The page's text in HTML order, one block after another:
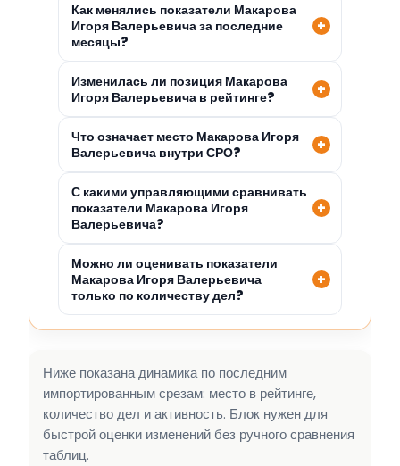
Как менялись показатели Макарова
Игоря Валерьевича за последние
месяцы?
Изменилась ли позиция Макарова
Игоря Валерьевича в рейтинге?
Что означает место Макарова Игоря
Валерьевича внутри СРО?
С какими управляющими сравнивать
показатели Макарова Игоря
Валерьевича?
Можно ли оценивать показатели
Макарова Игоря Валерьевича
только по количеству дел?
Ниже показана динамика по последним
импортированным срезам: место в рейтинге,
количество дел и активность. Блок нужен для
быстрой оценки изменений без ручного сравнения
таблиц.